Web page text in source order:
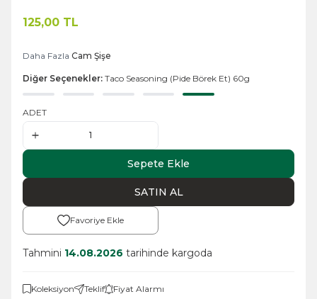
125,00 TL
Daha Fazla Cam Şişe
Diğer Seçenekler: Taco Seasoning (Pide Börek Et) 60g
ADET
Sepete Ekle
SATIN AL
Favoriye Ekle
Tahmini 14.08.2026 tarihinde kargoda
Koleksiyon Teklif Fiyat Alarmı